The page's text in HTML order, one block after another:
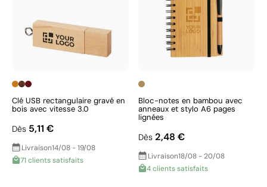
Clé USB rectangulaire gravé en
bois avec vitesse 3.0
Dès 5,11 €
Livraison14/08 - 19/08
71 clients satisfaits
Bloc-notes en bambou avec
anneaux et stylo A6 pages
lignées
Dès 2,48 €
Livraison18/08 - 20/08
4 clients satisfaits